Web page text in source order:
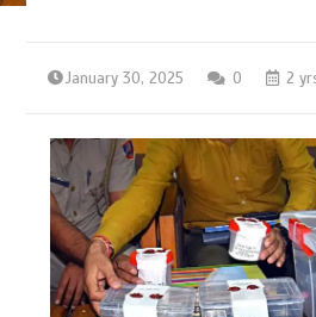
January 30, 2025 0 2